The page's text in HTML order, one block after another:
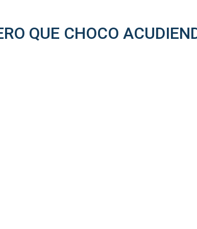
QUE CHOCO